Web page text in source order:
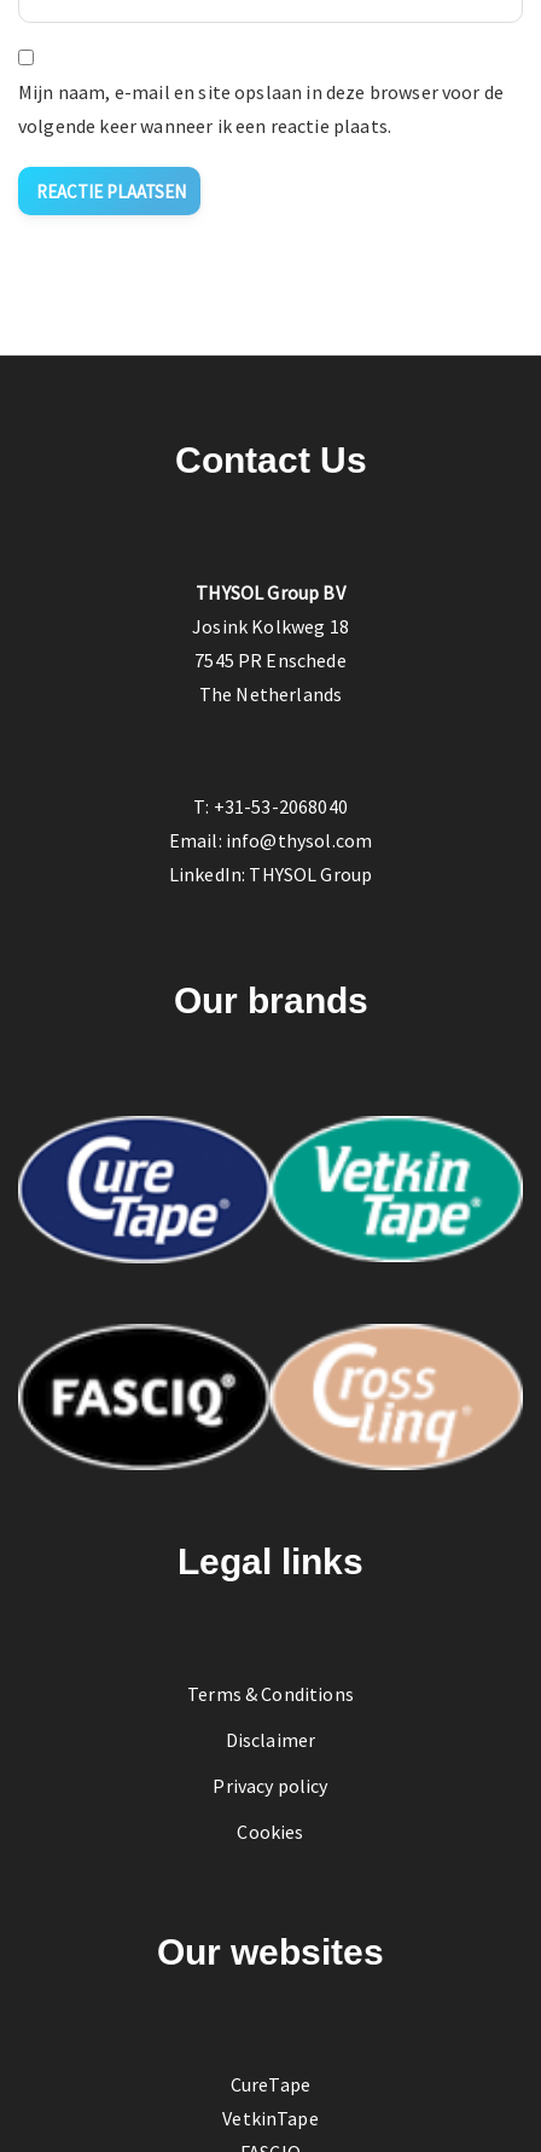
Mijn naam, e-mail en site opslaan in deze browser voor de
volgende keer wanneer ik een reactie plaats.
Contact Us
THYSOL Group BV
Josink Kolkweg 18
7545 PR Enschede
The Netherlands
T: +31-53-2068040
Email: info@thysol.com
LinkedIn: THYSOL Group
Our brands
Legal links
Terms & Conditions
Disclaimer
Privacy policy
Cookies
Our websites
CureTape
VetkinTape